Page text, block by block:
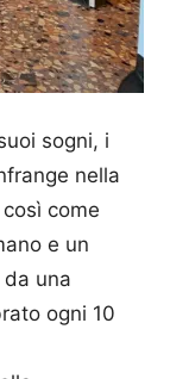
sogni, i
nella
come
e un
da una
ogni 10